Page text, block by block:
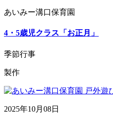
あいみー溝口保育園
4・5歳児クラス「お正月」
季節行事
製作
2025年10月08日